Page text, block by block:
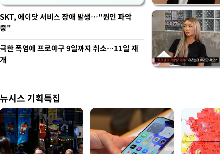
SKT, 에이닷 서비스 장애 발생…"원인 파악
중"
극한 폭염에 프로야구 9일까지 취소…11일 재
개
뉴시스 기획특집